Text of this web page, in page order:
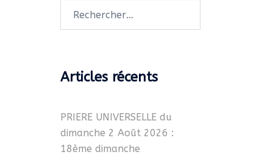
Articles récents
PRIERE UNIVERSELLE du
dimanche 2 Août 2026 :
18ème dimanche